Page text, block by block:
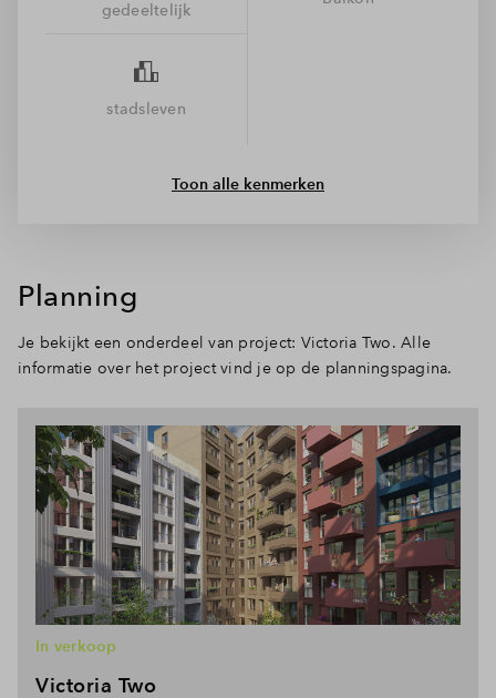
gebouw, omgeven door groen. De lift brengt je snel naar je
gedeeld dakterras, perfect om even te relaxen of bij te kletsen
met je buren. In de plint zit gewoon een supermarkt, en om
oase van rust. Kortom: alle ingrediënten voor een heerlijk
gedeeltelijk
stadsleven
Toon alle kenmerken
Planning
Je bekijkt een onderdeel van project: Victoria Two. Alle
informatie over het project vind je op de planningspagina.
Victoria Two
In verkoop